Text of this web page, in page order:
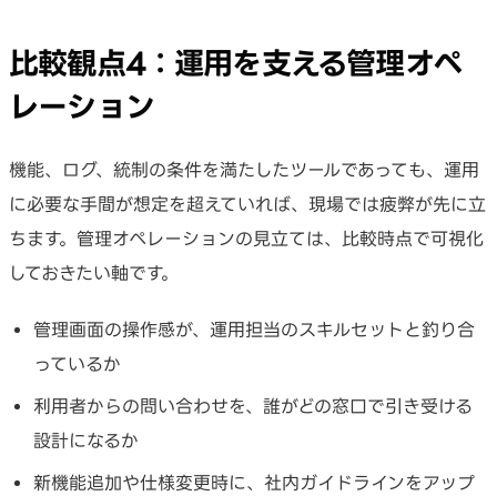
比較観点4：運用を支える管理オペ
レーション
機能、ログ、統制の条件を満たしたツールであっても、運用
に必要な手間が想定を超えていれば、現場では疲弊が先に立
ちます。管理オペレーションの見立ては、比較時点で可視化
しておきたい軸です。
管理画面の操作感が、運用担当のスキルセットと釣り合
っているか
利用者からの問い合わせを、誰がどの窓口で引き受ける
設計になるか
新機能追加や仕様変更時に、社内ガイドラインをアップ